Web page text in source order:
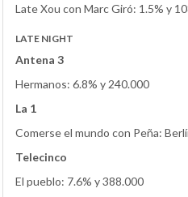
Late Xou con Marc Giró: 1.5% y
LATE NIGHT
Antena 3
Hermanos: 6.8% y 240.000
La 1
Comerse el mundo con Peña:
Telecinco
El pueblo: 7.6% y 388.000